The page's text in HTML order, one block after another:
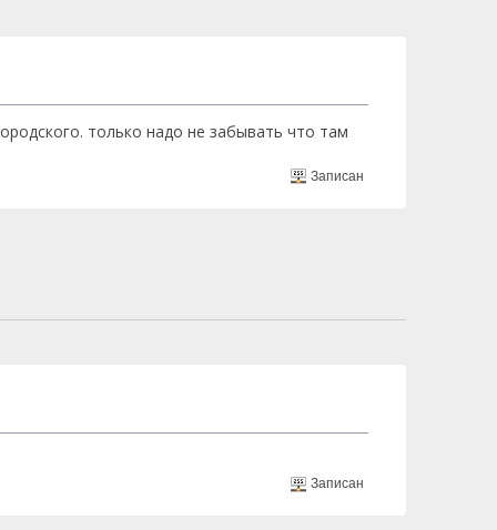
только надо не забывать что там
Записан
Записан